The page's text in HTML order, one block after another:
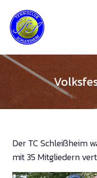
Der TC Schleißheim
mit 35 Mitgliedern